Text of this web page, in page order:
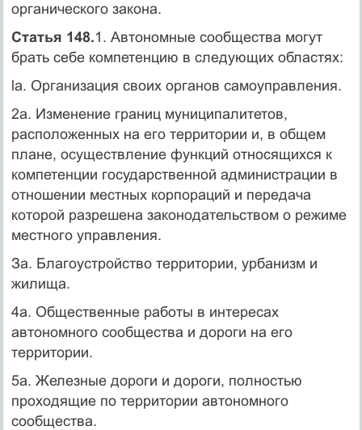
органического закона.
Статья 148.1. Автономные сообщества могут
брать себе компетенцию в следующих областях:
la. Организация своих органов самоуправления.
2а. Изменение границ муниципалитетов,
расположенных на его территории и, в общем
плане, осуществление функций относящихся к
компетенции государственной администрации в
отношении местных корпораций и передача
которой разрешена законодательством о режиме
местного управления.
За. Благоустройство территории, урбанизм и
жилища.
4а. Общественные работы в интересах
автономного сообщества и дороги на его
территории.
5а. Железные дороги и дороги, полностью
проходящие по территории автономного
сообщества.